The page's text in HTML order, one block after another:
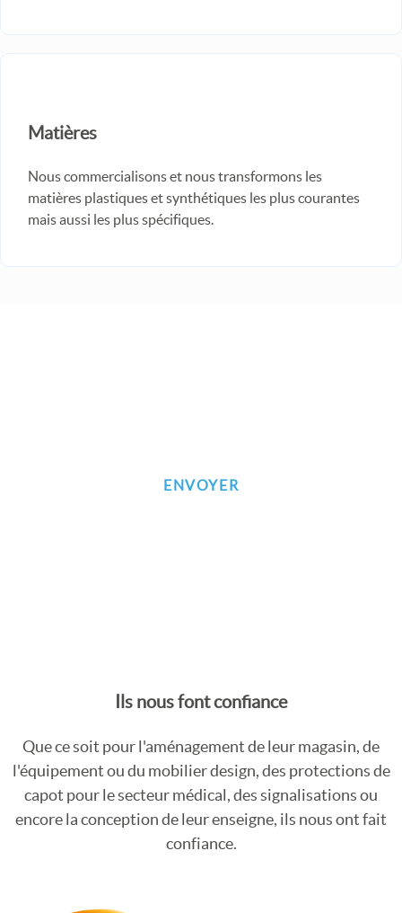
Matières
Nous commercialisons et nous transformons les
matières plastiques et synthétiques les plus courantes
mais aussi les plus spécifiques.
Ils nous font confiance
Que ce soit pour l'aménagement de leur magasin, de
l'équipement ou du mobilier design, des protections de
capot pour le secteur médical, des signalisations ou
encore la conception de leur enseigne, ils nous ont fait
confiance.